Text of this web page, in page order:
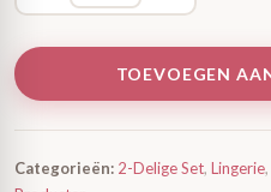
TOEVOEGEN
Categorieën: 2-Delige Set, Lingerie,